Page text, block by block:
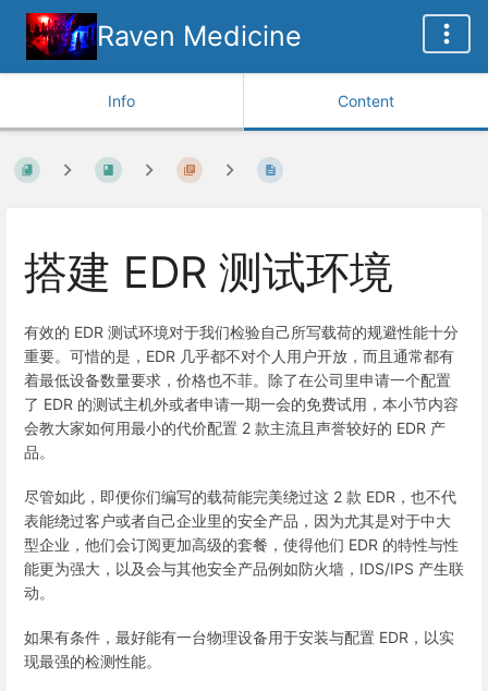
Raven Medicine
Info Content
搭建 EDR 测试环境
有效的 EDR 测试环境对于我们检验自己所写载荷的规避性能十分
重要。可惜的是，EDR 几乎都不对个人用户开放，而且通常都有
着最低设备数量要求，价格也不菲。除了在公司里申请一个配置
了 EDR 的测试主机外或者申请一期一会的免费试用，本小节内容
会教大家如何用最小的代价配置 2 款主流且声誉较好的 EDR 产
品。
尽管如此，即便你们编写的载荷能完美绕过这 2 款 EDR，也不代
表能绕过客户或者自己企业里的安全产品，因为尤其是对于中大
型企业，他们会订阅更加高级的套餐，使得他们 EDR 的特性与性
能更为强大，以及会与其他安全产品例如防火墙，IDS/IPS 产生联
动。
如果有条件，最好能有一台物理设备用于安装与配置 EDR，以实
现最强的检测性能。